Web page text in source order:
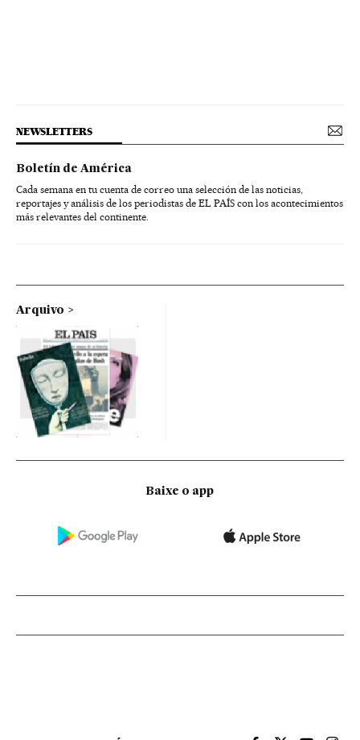
NEWSLETTERS
Boletín de América
Cada semana en tu cuenta de correo una selección de las noticias,
reportajes y análisis de los periodistas de EL PAÍS con los acontecimientos
más relevantes del continente.
Arquivo
Baixe o app